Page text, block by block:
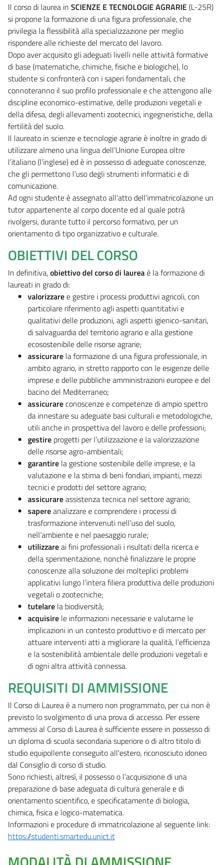
Il corso di laurea in SCIENZE E TECNOLOGIE AGRARIE(L-25R)
si propone la formazione di una figura professionale, che
privilegia la flessibilità alla specializzazione per meglio
rispondere alle richieste del mercato del lavoro.
Dopo aver acquisito gli adeguati livelli nelle attività formative
di base (matematiche, chimiche, fisiche e biologiche), lo
studente si confronterà con i saperi fondamentali, che
connoteranno il suo profilo professionale e che attengono alle
discipline economico-estimative, delle produzioni vegetali e
della difesa, degli allevamenti zootecnici, ingegneristiche, della
fertilità del suolo.
Il laureato in scienze e tecnologie agrarie è inoltre in grado di
utilizzare almeno una lingua dell’Unione Europea oltre
l’italiano (l’inglese) ed è in possesso di adeguate conoscenze,
che gli permettono l’uso degli strumenti informatici e di
comunicazione.
Ad ogni studente è assegnato all’atto dell’immatricolazione un
tutor appartenente al corpo docente ed al quale potrà
rivolgersi, durante tutto il percorso formativo, per un
orientamento di tipo organizzativo e culturale.
OBIETTIVI DEL CORSO
In definitiva,obiettivo del corso di laureaè la formazione di
laureati in grado di:
valorizzaree gestire i processi produttivi agricoli, con
particolare riferimento agli aspetti quantitativi e
qualitativi delle produzioni, agli aspetti igienico-sanitari,
di salvaguardia del territorio agrario e alla gestione
ecosostenibile delle risorse agrarie;
assicurare la formazione di una figura professionale, in
ambito agrario, in stretto rapporto con le esigenze delle
imprese e delle pubbliche amministrazioni europee e del
bacino del Mediterraneo;
assicurareconoscenze e competenze di ampio spettro
da innestare su adeguate basi culturali e metodologiche,
utili anche in prospettiva del lavoro e delle professioni;
gestire progetti per l’utilizzazione e la valorizzazione
delle risorse agro-ambientali;
garantire la gestione sostenibile delle imprese, e la
valutazione e la stima di beni fondiari, impianti, mezzi
tecnici e prodotti del settore agrario;
assicurareassistenza tecnica nel settore agrario;
sapereanalizzare e comprendere i processi di
trasformazione intervenuti nell’uso del suolo,
nell’ambiente e nel paesaggio rurale;
utilizzareai fini professionali i risultati della ricerca e
della sperimentazione, nonché finalizzare le proprie
conoscenze alla soluzione dei molteplici problemi
applicativi lungo l’intera filiera produttiva delle produzioni
vegetali o zootecniche;
tutelare la biodiversità;
acquisire le informazioni necessarie e valutarne le
implicazioni in un contesto produttivo e di mercato per
attuare interventi atti a migliorare la qualità, l’efficienza
e la sostenibilità ambientale delle produzioni vegetali e
di ogni altra attività connessa.
REQUISITI DI AMMISSIONE
Il Corso di Laurea è a numero non programmato, per cui non è
previsto lo svolgimento di una prova di accesso. Per essere
ammessi al Corso di Laurea è sufficiente essere in possesso di
un diploma di scuola secondaria superiore o di altro titolo di
studio equipollente conseguito all'estero, riconosciuto idoneo
dal Consiglio di corso di studio.
Sono richiesti, altresì, il possesso o l’acquisizione di una
preparazione di base adeguata di cultura generale e di
orientamento scientifico, e specificatamente di biologia,
chimica, fisica e logico-matematica.
Informazioni e procedure di immatricolazione al seguente link:
https://studenti.smartedu.unict.it